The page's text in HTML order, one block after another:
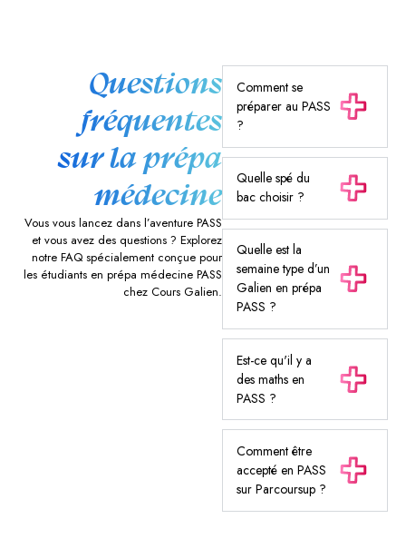
Questions
fréquentes
sur la prépa
médecine
Vous vous lancez dans l’aventure PASS
et vous avez des questions ? Explorez
notre FAQ spécialement conçue pour
les étudiants en prépa médecine PASS
chez Cours Galien.
Comment se
préparer au PASS
?
Quelle spé du
bac choisir ?
Quelle est la
semaine type d’un
Galien en prépa
PASS ?
Est-ce qu'il y a
des maths en
PASS ?
Comment être
accepté en PASS
sur Parcoursup ?